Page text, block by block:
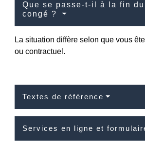
Que se passe-t-il à la fin du
congé ?
La situation diffère selon que vous
ou contractuel.
Textes de référence
Services en ligne et